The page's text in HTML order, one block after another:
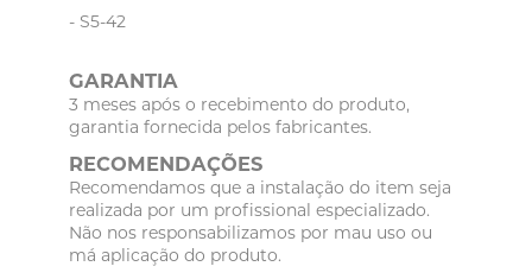
- S5-42
GARANTIA
3 meses após o recebimento do produto,
garantia fornecida pelos fabricantes.
RECOMENDAÇÕES
Recomendamos que a instalação do item seja
realizada por um profissional especializado.
Não nos responsabilizamos por mau uso ou
má aplicação do produto.